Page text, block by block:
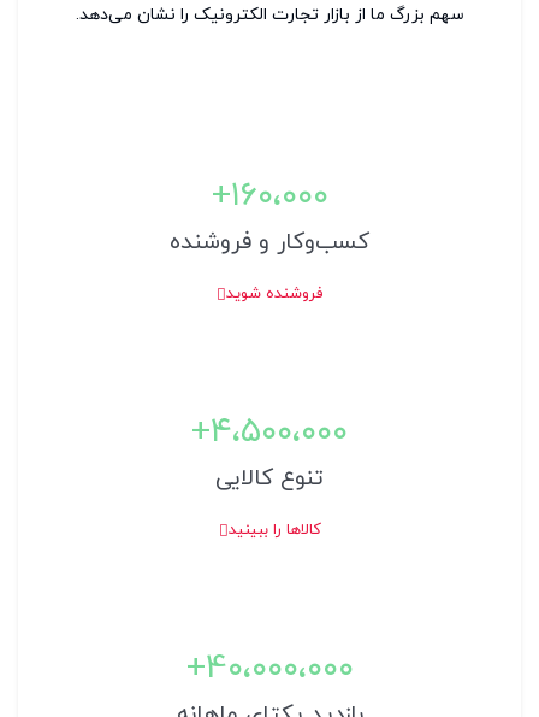
سهم بزرگ ما از بازار تجارت الکترونیک را نشان می‌دهد.
۱6۰،۰۰۰+
کسب‌و‌کار و فروشنده
فروشنده شوید
۴،۵۰۰،۰۰۰+
تنوع کالایی
کالاها را ببینید
4۰،۰۰۰،۰۰۰+